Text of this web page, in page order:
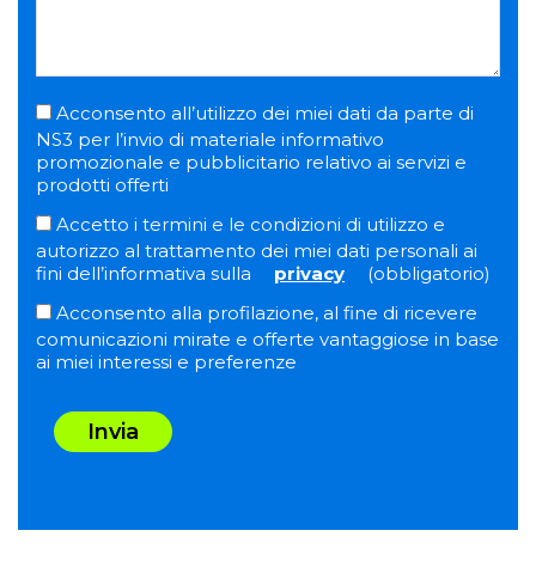
Acconsento all’utilizzo dei miei dati da parte di
NS3 per l’invio di materiale informativo
promozionale e pubblicitario relativo ai servizi e
prodotti offerti
Accetto i termini e le condizioni di utilizzo e
autorizzo al trattamento dei miei dati personali ai
fini dell’informativa sulla
privacy
(obbligatorio)
Acconsento alla profilazione, al fine di ricevere
comunicazioni mirate e offerte vantaggiose in base
ai miei interessi e preferenze
Invia